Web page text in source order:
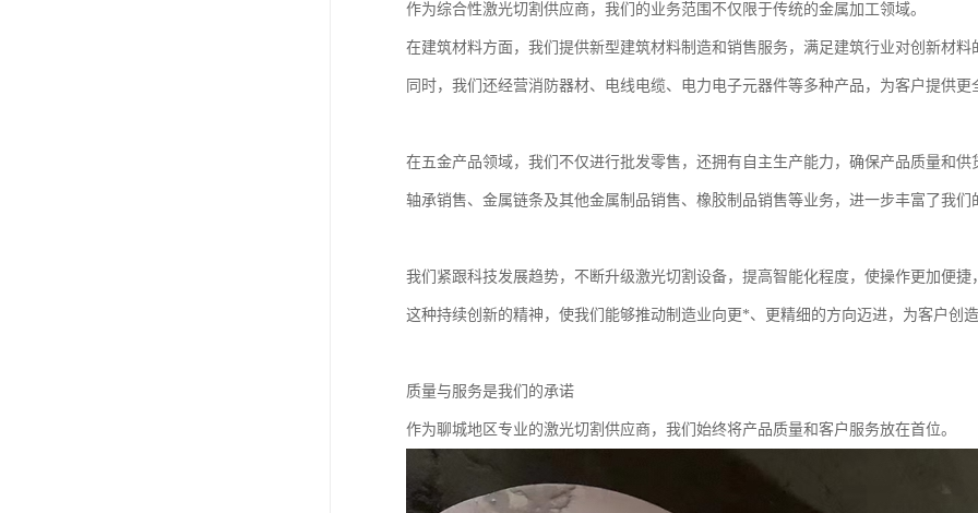
作为综合性激光切割供应商，我们的业务范围不仅限于传统的金属加工领域。
在建筑材料方面，我们提供新型建筑材料制造和销售服务，满足建筑行业对创新材料
同时，我们还经营消防器材、电线电缆、电力电子元器件等多种产品，为客户提供更
在五金产品领域，我们不仅进行批发零售，还拥有自主生产能力，确保产品质量和供
轴承销售、金属链条及其他金属制品销售、橡胶制品销售等业务，进一步丰富了我
我们紧跟科技发展趋势，不断升级激光切割设备，提高智能化程度，使操作更加便捷
这种持续创新的精神，使我们能够推动制造业向更*、更精细的方向迈进，为客户创
质量与服务是我们的承诺
作为聊城地区专业的激光切割供应商，我们始终将产品质量和客户服务放在首位。